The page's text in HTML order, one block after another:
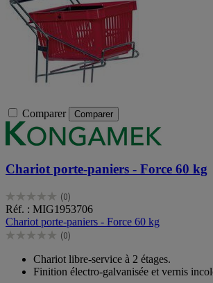
Comparer Comparer
Chariot porte-paniers - Force 60 kg
(0)
0.0
sur
5
étoiles.
Réf. : MIG1953706
Chariot porte-paniers - Force 60 kg
(0)
0.0
étoiles.
Chariot libre-service à 2 étages.
Finition électro-galvanisée et vernis